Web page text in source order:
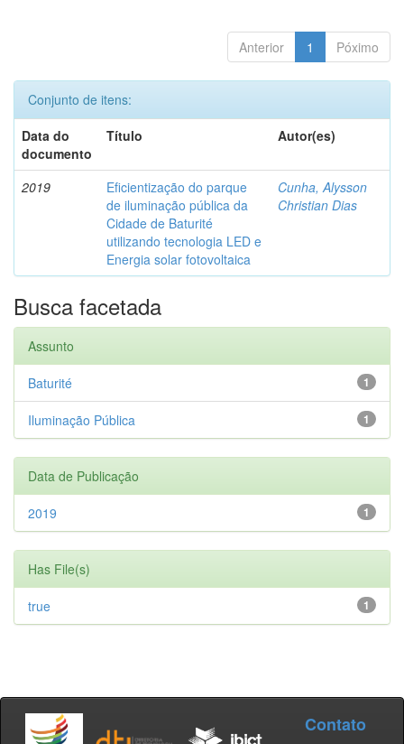
Anterior 1 Póximo
Conjunto de itens:
Data do
documento
Título Autor(es)
2019
Eficientização do parque
de iluminação pública da
Cidade de Baturité
utilizando tecnologia LED e
Energia solar fotovoltaica
Cunha, Alysson
Christian Dias
Busca facetada
Assunto
1
Baturité
1
Iluminação Pública
Data de Publicação
1
2019
Has File(s)
1
true
Contato